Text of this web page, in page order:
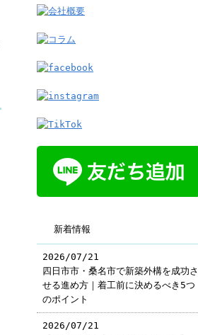
新着情報
2026/07/21
四日市市・桑名市で新築外構を成功さ
せる進め方｜着工前に決めるべき5つ
のポイント
2026/07/21